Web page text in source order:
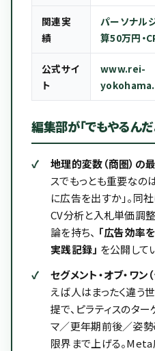
関連実
績
パーソナル
算50万円・
公式サイ
ト
www.rei-
編集部が「でもやるん
地理的変数（商圏）の
スでもっとも重要なの
に広告を出すか」。同
CV分析と入札単価調
論を持ち、 「広告効率
実践記録」 を公開して
セグメント・オブ・ワン
えば人はまったく違う
提で、ピラティスのタ
マ／更年期前後／姿
限界まで上げる。